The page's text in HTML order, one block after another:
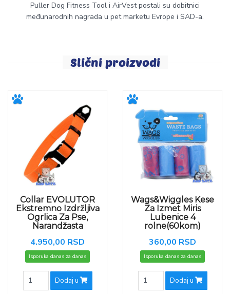
Puller Dog Fitness Tool i AirVest postali su dobitnici
međunarodnih nagrada u pet marketu Evrope i SAD-a.
Slični proizvodi
Collar EVOLUTOR
Ekstremno Izdržljiva
Ogrlica Za Pse,
Narandžasta
4.950,00 RSD
Isporuka danas za danas
Dodaj u
Wags&Wiggles Kese
Za Izmet Miris
Lubenice 4
rolne(60kom)
360,00 RSD
Isporuka danas za danas
Dodaj u